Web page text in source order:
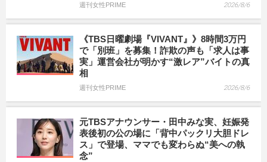
週刊女性PRIME 2026/8/6
《TBS日曜劇場『VIVANT』》8時間3万円
で「別班」を募集！詐欺の声も「求人は事
実」運営会社が明かす“激レア”バイトの真
相
週刊女性PRIME 2026/8/6
元TBSアナウンサー・田中みな実、妊娠発
表後初の公の場に「背中パックリ大胆ドレ
ス」で登場、ママでも変わらぬ“美への執
念”